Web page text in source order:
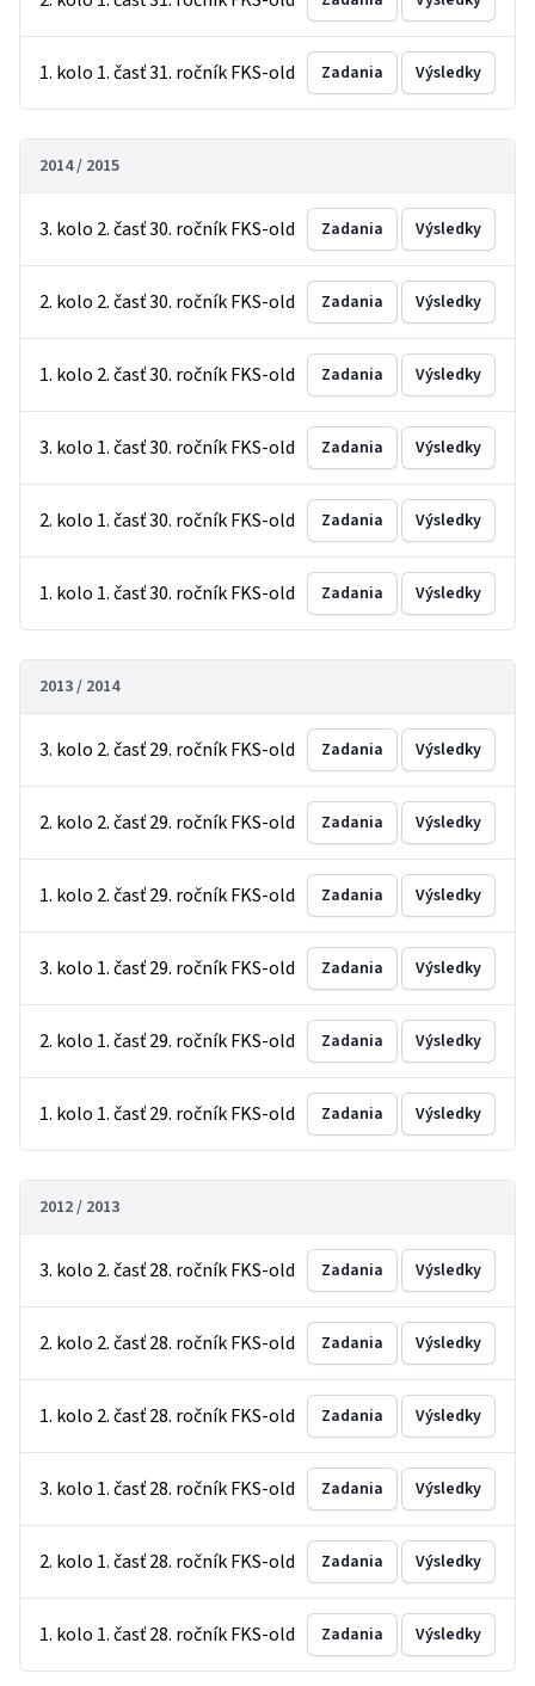
1. kolo 1. časť 31. ročník FKS-old Zadania Výsledky
2014 / 2015
3. kolo 2. časť 30. ročník FKS-old Zadania Výsledky
2. kolo 2. časť 30. ročník FKS-old Zadania Výsledky
1. kolo 2. časť 30. ročník FKS-old Zadania Výsledky
3. kolo 1. časť 30. ročník FKS-old Zadania Výsledky
2. kolo 1. časť 30. ročník FKS-old Zadania Výsledky
1. kolo 1. časť 30. ročník FKS-old Zadania Výsledky
2013 / 2014
3. kolo 2. časť 29. ročník FKS-old Zadania Výsledky
2. kolo 2. časť 29. ročník FKS-old Zadania Výsledky
1. kolo 2. časť 29. ročník FKS-old Zadania Výsledky
3. kolo 1. časť 29. ročník FKS-old Zadania Výsledky
2. kolo 1. časť 29. ročník FKS-old Zadania Výsledky
1. kolo 1. časť 29. ročník FKS-old Zadania Výsledky
2012 / 2013
3. kolo 2. časť 28. ročník FKS-old Zadania Výsledky
2. kolo 2. časť 28. ročník FKS-old Zadania Výsledky
1. kolo 2. časť 28. ročník FKS-old Zadania Výsledky
3. kolo 1. časť 28. ročník FKS-old Zadania Výsledky
2. kolo 1. časť 28. ročník FKS-old Zadania Výsledky
1. kolo 1. časť 28. ročník FKS-old Zadania Výsledky